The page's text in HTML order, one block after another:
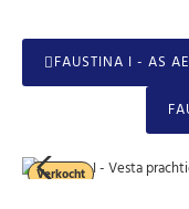
FAUSTINA I - AS
Verkocht